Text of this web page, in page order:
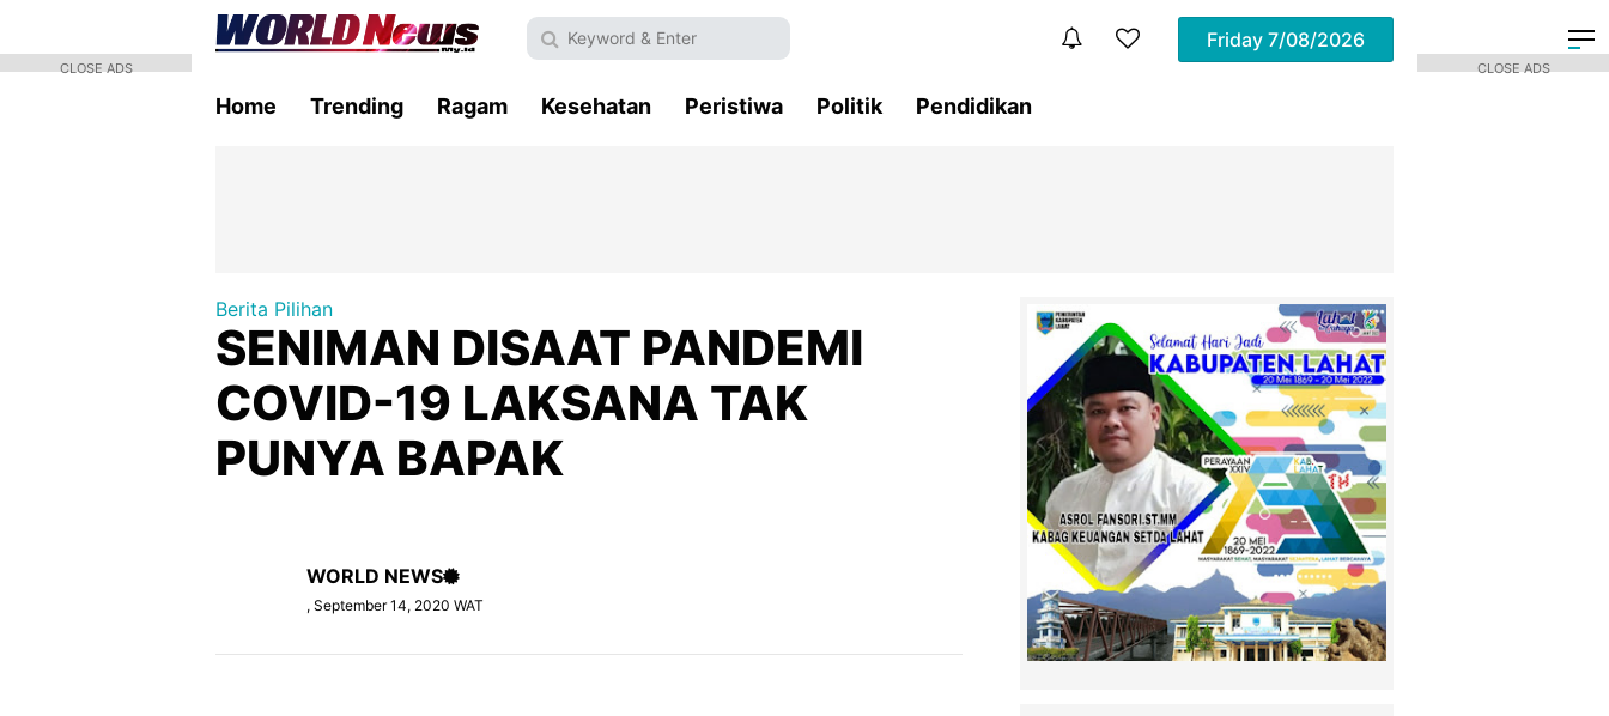
Friday 7/08/2026
Home Trending Ragam Kesehatan Peristiwa Politik Pendidikan
Berita Pilihan
SENIMAN DISAAT PANDEMI
COVID-19 LAKSANA TAK
PUNYA BAPAK
WORLD NEWS
, September 14, 2020 WAT
CLOSE ADS CLOSE ADS